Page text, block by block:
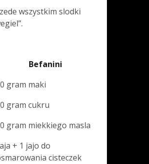
wszystkim slodki
Befanini
gram maki
gram cukru
gram miekkiego masla
+ 1 jajo do
cisteczek